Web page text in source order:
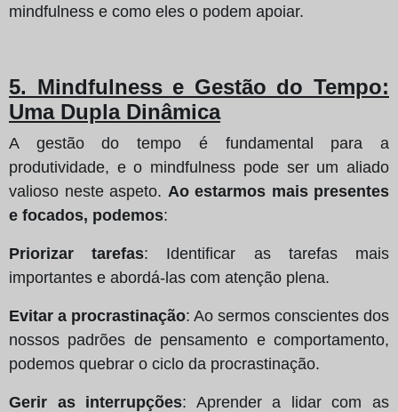
mindfulness e como eles o podem apoiar.
5. Mindfulness e Gestão do Tempo:
Uma Dupla Dinâmica
A gestão do tempo é fundamental para a
produtividade, e o mindfulness pode ser um aliado
valioso neste aspeto. Ao estarmos mais presentes
e focados, podemos:
Priorizar tarefas: Identificar as tarefas mais
importantes e abordá-las com atenção plena.
Evitar a procrastinação: Ao sermos conscientes dos
nossos padrões de pensamento e comportamento,
podemos quebrar o ciclo da procrastinação.
Gerir as interrupções: Aprender a lidar com as